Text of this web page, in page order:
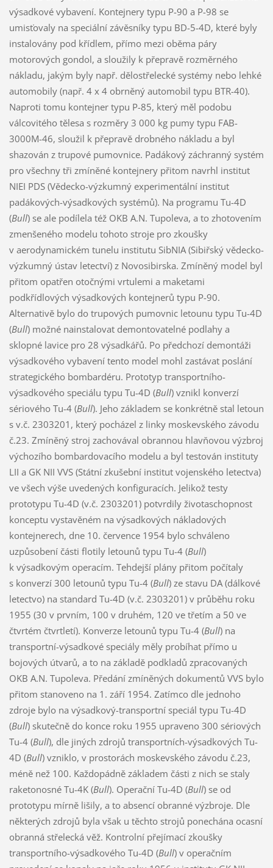
výsadkové vybavení. Kontejnery typu P-90 a P-98 se
umisťovaly na speciální závěsníky typu BD-5-4D, které byly
instalovány pod křídlem, přímo mezi oběma páry
motorových gondol, a sloužily k přepravě rozměrného
nákladu, jakým byly např. dělostřelecké systémy nebo lehké
automobily (např. 4 x 4 obrněný automobil typu BTR-40).
Naproti tomu kontejner typu P-85, který měl podobu
válcovitého tělesa s rozměry 3 000 kg pumy typu FAB-
3000M-46, sloužil k přepravě drobného nákladu a byl
shazován z trupové pumovnice. Padákový záchranný systém
pro všechny tři zmíněné kontejnery přitom navrhl institut
NIEI PDS (Vědecko-výzkumný experimentální institut
padákových-výsadkových systémů). Na programu Tu-4D
(Bull) se ale podílela též OKB A.N. Tupoleva, a to zhotovením
zmenšeného modelu tohoto stroje pro zkoušky
v aerodynamickém tunelu institutu SibNIA (Sibiřský vědecko-
výzkumný ústav letectví) z Novosibirska. Zmíněný model byl
přitom opatřen otočnými vrtulemi a maketami
podkřídlových výsadkových kontejnerů typu P-90.
Alternativě bylo do trupových pumovnic letounu typu Tu-4D
(Bull) možné nainstalovat demontovatelné podlahy a
sklopné lavice pro 28 výsadkářů. Po předchozí demontáži
výsadkového vybavení tento model mohl zastávat poslání
strategického bombardéru. Prototyp transportního-
výsadkového speciálu typu Tu-4D (Bull) vznikl konverzí
sériového Tu-4 (Bull). Jeho základem se konkrétně stal letoun
s v.č. 2303201, který pocházel z linky moskevského závodu
č.23. Zmíněný stroj zachovával obrannou hlavňovou výzbroj
výchozího bombardovacího modelu a byl testován instituty
LII a GK NII VVS (Státní zkušební institut vojenského letectva)
ve všech výše uvedených konfiguracích. Jelikož testy
prototypu Tu-4D (v.č. 2303201) potvrdily životaschopnost
konceptu vystavěném na výsadkových nákladových
kontejnerech, dne 10. července 1954 bylo schváleno
uzpůsobení části flotily letounů typu Tu-4 (Bull)
k výsadkovým operacím. Tehdejší plány přitom počítaly
s konverzí 300 letounů typu Tu-4 (Bull) ze stavu DA (dálkové
letectvo) na standard Tu-4D (v.č. 2303201) v průběhu roku
1955 (30 v prvním, 100 v druhém, 120 ve třetím a 50 ve
čtvrtém čtvrtletí). Konverze letounů typu Tu-4 (Bull) na
transportní-výsadkové speciály měly probíhat přímo u
bojových útvarů, a to na základě podkladů zpracovaných
OKB A.N. Tupoleva. Předání zmíněných dokumentů VVS bylo
přitom stanoveno na 1. září 1954. Zatímco dle jednoho
zdroje bylo na výsadkový-transportní speciál typu Tu-4D
(Bull) skutečně do konce roku 1955 upraveno 300 sériových
Tu-4 (Bull), dle jiných zdrojů transportních-výsadkových Tu-
4D (Bull) vzniklo, v prostorách moskevského závodu č.23,
méně než 100. Každopádně základem části z nich se staly
raketonosné Tu-4K (Bull). Operační Tu-4D (Bull) se od
prototypu mírně lišily, a to absencí obranné výzbroje. Dle
některých zdrojů byla však u těchto strojů ponechána ocasní
obranná střelecká věž. Kontrolní přejímací zkoušky
transportního-výsadkového Tu-4D (Bull) v operačním